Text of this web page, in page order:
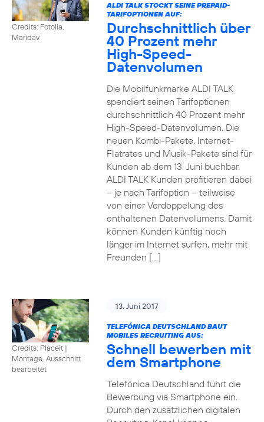
Credits: Fotolia,
Maridav
ALDI TALK STOCKT SEINE PREPAID-
TARIFOPTIONEN AUF:
Durchschnittlich über
40 Prozent mehr
High-Speed-
Datenvolumen
Die Mobilfunkmarke ALDI TALK
spendiert seinen Tarifoptionen
durchschnittlich 40 Prozent mehr
High-Speed-Datenvolumen. Die
neuen Kombi-Pakete, Internet-
Flatrates und Musik-Pakete sind für
Kunden ab dem 13. Juni buchbar.
ALDI TALK Kunden profitieren dabei
– je nach Tarifoption – teilweise
von einer Verdoppelung des
enthaltenen Datenvolumens. Damit
können Kunden künftig noch
länger im Internet surfen, mehr mit
Freunden […]
Credits: Placeit |
Montage, Ausschnitt
bearbeitet
13. Juni 2017
TELEFÓNICA DEUTSCHLAND BAUT
MOBILES RECRUITING AUS:
Schnell bewerben mit
dem Smartphone
Telefónica Deutschland führt die
Bewerbung via Smartphone ein.
Durch den zusätzlichen digitalen